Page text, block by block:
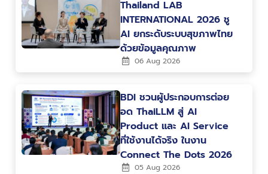
Thailand LAB
INTERNATIONAL 2026 ชู
AI ยกระดับระบบสุขภาพไทย
ด้วยข้อมูลคุณภาพ
06 Aug 2026
BDI ชวนผู้ประกอบการต่อย
อด ThaiLLM สู่ AI
Product และ AI Service
ที่ใช้งานได้จริง ในงาน
Connect The Dots 2026
05 Aug 2026